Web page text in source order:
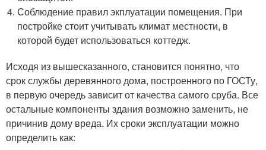
Соблюдение правил экплуатации помещения. При
постройке стоит учитывать климат местности, в
которой будет использоваться коттедж.
Исходя из вышесказанного, становится понятно, что
срок службы деревянного дома, построенного по ГОСТу,
в первую очередь зависит от качества самого сруба. Все
остальные компоненты здания возможно заменить, не
причинив дому вреда. Их сроки эксплуатации можно
определить как: